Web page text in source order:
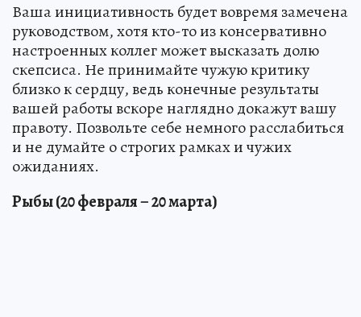
Ваша инициативность будет вовремя замечена
руководством, хотя кто-то из консервативно
настроенных коллег может высказать долю
скепсиса. Не принимайте чужую критику
близко к сердцу, ведь конечные результаты
вашей работы вскоре наглядно докажут вашу
правоту. Позвольте себе немного расслабиться
и не думайте о строгих рамках и чужих
ожиданиях.
Рыбы (20 февраля – 20 марта)